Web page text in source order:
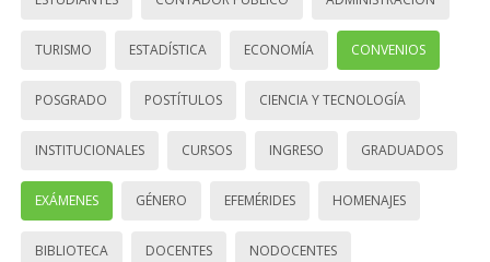
TURISMO ESTADÍSTICA ECONOMÍA CONVENIOS
POSGRADO POSTÍTULOS CIENCIA Y TECNOLOGÍA
INSTITUCIONALES CURSOS INGRESO GRADUADOS
EXÁMENES GÉNERO EFEMÉRIDES HOMENAJES
BIBLIOTECA DOCENTES NODOCENTES